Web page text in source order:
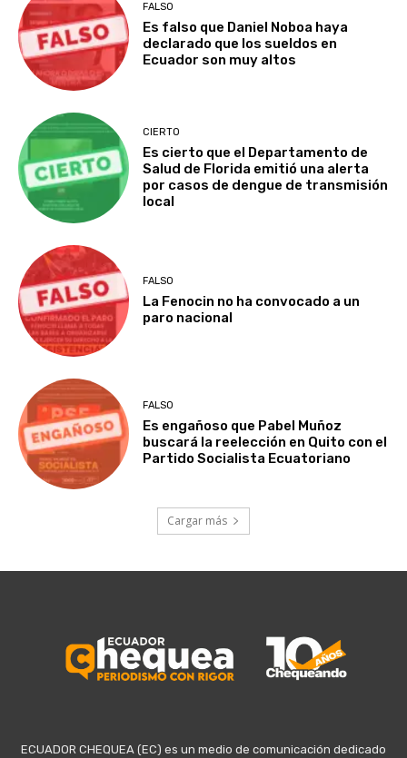
FALSO
Es falso que Daniel Noboa haya
declarado que los sueldos en
Ecuador son muy altos
CIERTO
Es cierto que el Departamento de
Salud de Florida emitió una alerta
por casos de dengue de transmisión
local
FALSO
La Fenocin no ha convocado a un
paro nacional
FALSO
Es engañoso que Pabel Muñoz
buscará la reelección en Quito con el
Partido Socialista Ecuatoriano
Cargar más
ECUADOR CHEQUEA (EC) es un medio de comunicación dedicado